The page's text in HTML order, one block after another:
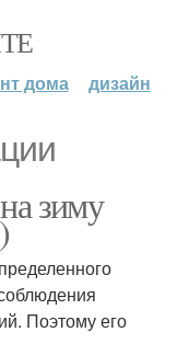
дома дизайн
зиму
Поэтому его